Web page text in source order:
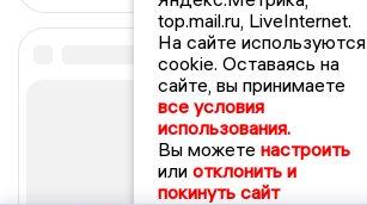
top.mail.ru, LiveInternet.
На сайте используются
cookie. Оставаясь на
сайте, вы принимаете
все условия
использования.
Вы можете настроить
или отклонить и
покинуть сайт